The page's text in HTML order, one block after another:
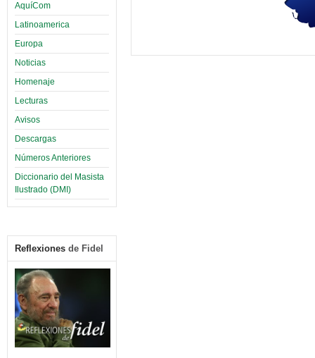
AquíCom
Latinoamerica
Europa
Noticias
Homenaje
Lecturas
Avisos
Descargas
Números Anteriores
Diccionario del Masista
Ilustrado (DMI)
Reflexiones de Fidel